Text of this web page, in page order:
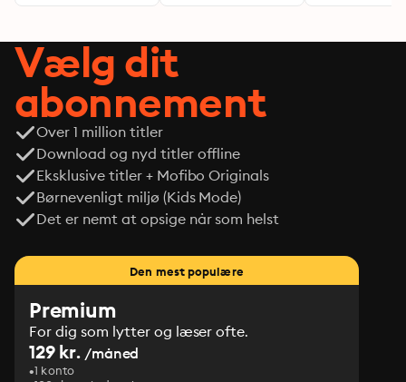
Vælg dit
abonnement
Over 1 million titler
Download og nyd titler offline
Eksklusive titler + Mofibo Originals
Børnevenligt miljø (Kids Mode)
Det er nemt at opsige når som helst
Den mest populære
Premium
For dig som lytter og læser ofte.
129 kr. /måned
1 konto